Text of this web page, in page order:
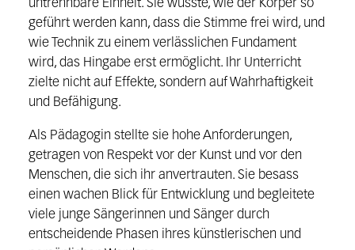
untrennbare Einheit. Sie wusste, wie der Körper so
geführt werden kann, dass die Stimme frei wird, und
wie Technik zu einem verlässlichen Fundament
wird, das Hingabe erst ermöglicht. Ihr Unterricht
zielte nicht auf Effekte, sondern auf Wahrhaftigkeit
und Befähigung.
Als Pädagogin stellte sie hohe Anforderungen,
getragen von Respekt vor der Kunst und vor den
Menschen, die sich ihr anvertrauten. Sie besass
einen wachen Blick für Entwicklung und begleitete
viele junge Sängerinnen und Sänger durch
entscheidende Phasen ihres künstlerischen und